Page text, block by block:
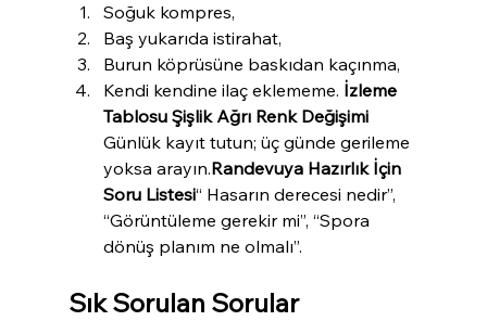
Soğuk kompres,
Baş yukarıda istirahat,
Burun köprüsüne baskıdan kaçınma,
Kendi kendine ilaç eklememe. İzleme
Tablosu Şişlik Ağrı Renk Değişimi
Günlük kayıt tutun; üç günde gerileme
yoksa arayın.Randevuya Hazırlık İçin
Soru Listesi“ Hasarın derecesi nedir”,
“Görüntüleme gerekir mi”, “Spora
dönüş planım ne olmalı”.
Sık Sorulan Sorular